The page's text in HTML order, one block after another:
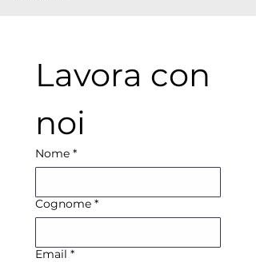
Lavora con
noi
Nome *
Cognome *
Email *